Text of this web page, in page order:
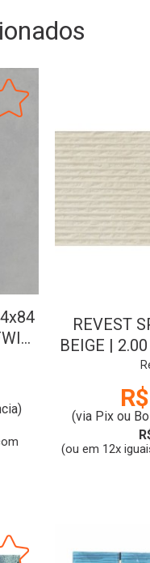
REVEST
BEIGE |
V3 |
(via Pix ou
(ou em 12x